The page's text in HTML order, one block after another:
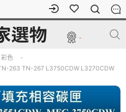
-
彩色
-
263 TN-267 L3750CDW L3270CDW